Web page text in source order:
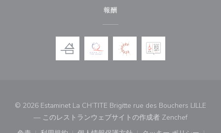
報酬
© 2026 Estaminet La CH’TITE Brigitte rue des Bouchers LILLE
— このレストランウェブサイトの作成者 Zenchef((新しいウ